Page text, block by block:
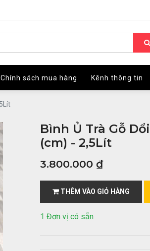
Chính sách mua hàng Kênh thông tin
Chính sách mua hàng Kênh thông tin
Bình Ủ Trà Gỗ
(cm) - 2,5Lít
3.800.000 ₫
THÊM VÀO GIỎ HÀNG
1 Đơn vị có sẵn